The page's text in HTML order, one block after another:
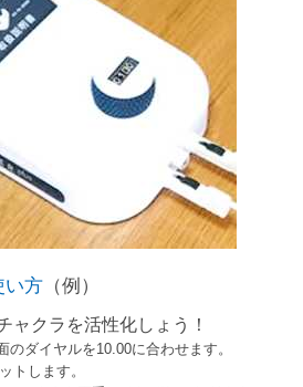
い方 （例）
ャクラを活性化しょう！
ダイヤルを10.00に合わせます。
トします。